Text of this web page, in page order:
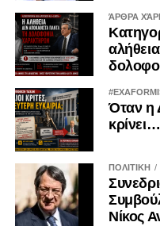
ΆΡΘΡΑ
Όταν η
ΠΟΛΙΤΙΚΗ
Νίκος